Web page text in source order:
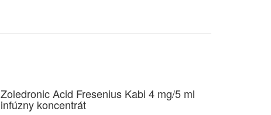
Zoledronic Acid Fresenius Kabi 4 mg/5 ml
infúzny koncentrát